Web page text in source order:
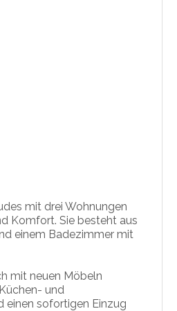
mit drei Wohnungen
Komfort. Sie besteht aus
einem Badezimmer mit
mit neuen Möbeln
und
einen sofortigen Einzug